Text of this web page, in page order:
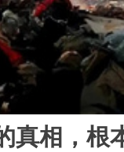
真相，根